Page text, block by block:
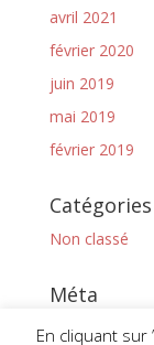
avril 2021
février 2020
juin 2019
mai 2019
février 2019
Catégories
Non classé
Méta
Connexion
En cliquant sur